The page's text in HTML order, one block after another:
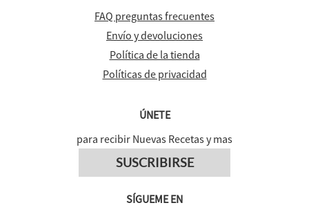
FAQ preguntas frecuentes
Envío y devoluciones
Política de la tienda
Políticas de privacidad
ÚNETE
para recibir Nuevas Recetas y mas
SUSCRIBIRSE
SÍGUEME EN